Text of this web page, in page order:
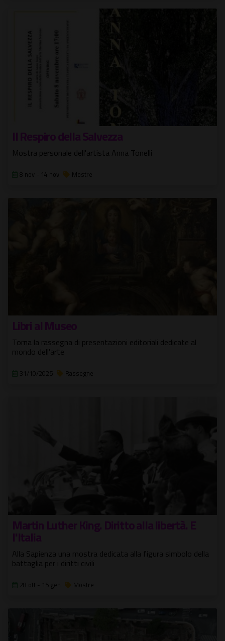
Il Respiro della Salvezza
Mostra personale dell'artista Anna Tonelli
8 nov - 14 nov Mostre
Libri al Museo
Torna la rassegna di presentazioni editoriali dedicate al
mondo dell'arte
31/10/2025 Rassegne
Martin Luther King. Diritto alla libertà. E
l'Italia
Alla Sapienza una mostra dedicata alla figura simbolo della
battaglia per i diritti civili
28 ott - 15 gen Mostre